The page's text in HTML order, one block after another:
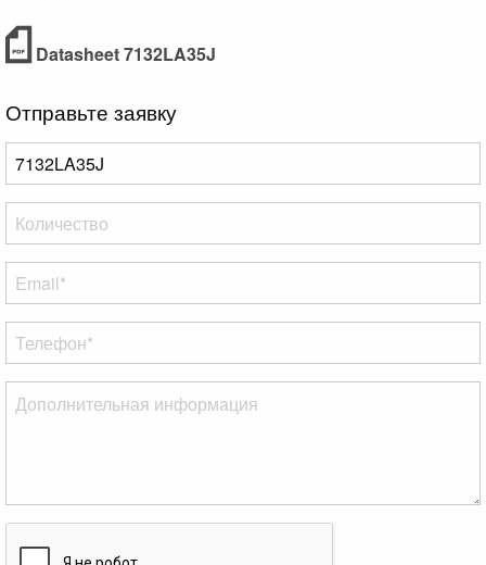
Datasheet 7132LA35J
Отправьте заявку